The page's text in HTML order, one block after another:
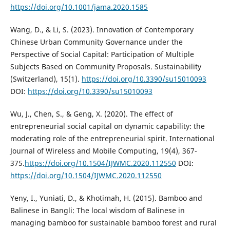
https://doi.org/10.1001/jama.2020.1585
Wang, D., & Li, S. (2023). Innovation of Contemporary
Chinese Urban Community Governance under the
Perspective of Social Capital: Participation of Multiple
Subjects Based on Community Proposals. Sustainability
(Switzerland), 15(1). https://doi.org/10.3390/su15010093
DOI: https://doi.org/10.3390/su15010093
Wu, J., Chen, S., & Geng, X. (2020). The effect of
entrepreneurial social capital on dynamic capability: the
moderating role of the entrepreneurial spirit. International
Journal of Wireless and Mobile Computing, 19(4), 367-
375.https://doi.org/10.1504/IJWMC.2020.112550 DOI:
https://doi.org/10.1504/IJWMC.2020.112550
Yeny, I., Yuniati, D., & Khotimah, H. (2015). Bamboo and
Balinese in Bangli: The local wisdom of Balinese in
managing bamboo for sustainable bamboo forest and rural